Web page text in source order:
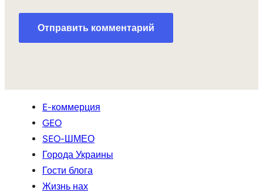
E-коммерция
GEO
SEO-ШМЕО
Города Украины
Гости блога
Жизнь нах